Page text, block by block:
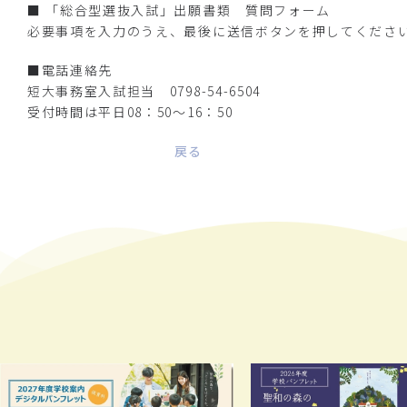
■
「総合型選抜入試」出願書類 質問フォーム
必要事項を入力のうえ、最後に送信ボタンを押してくださ
■電話連絡先
短大事務室入試担当 0798-54-6504
受付時間は平日08：50～16：50
戻る